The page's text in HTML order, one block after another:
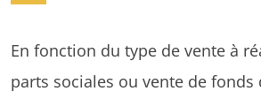
En fonction du type de vente à
parts sociales ou vente de fonds